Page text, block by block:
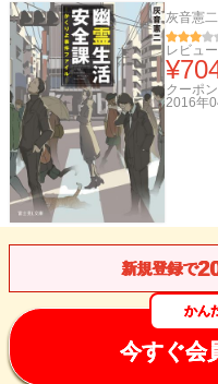
灰音憲
レビュ
¥
クーポ
2016年
新規登録で
かん
今すぐ会